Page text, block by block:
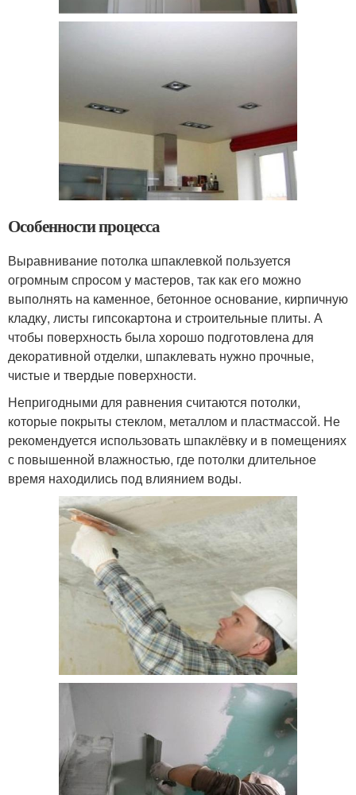
Особенности процесса
Выравнивание потолка шпаклевкой пользуется
огромным спросом у мастеров, так как его можно
выполнять на каменное, бетонное основание, кирпичную
кладку, листы гипсокартона и строительные плиты. А
чтобы поверхность была хорошо подготовлена для
декоративной отделки, шпаклевать нужно прочные,
чистые и твердые поверхности.
Непригодными для равнения считаются потолки,
которые покрыты стеклом, металлом и пластмассой. Не
рекомендуется использовать шпаклёвку и в помещениях
с повышенной влажностью, где потолки длительное
время находились под влиянием воды.